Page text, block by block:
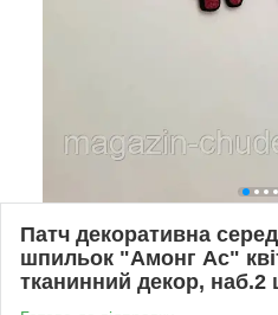
Патч декоративна
шпильок "Амонг Ас"
тканинний декор, наб.2